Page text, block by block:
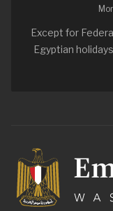
Except for
Egyptian